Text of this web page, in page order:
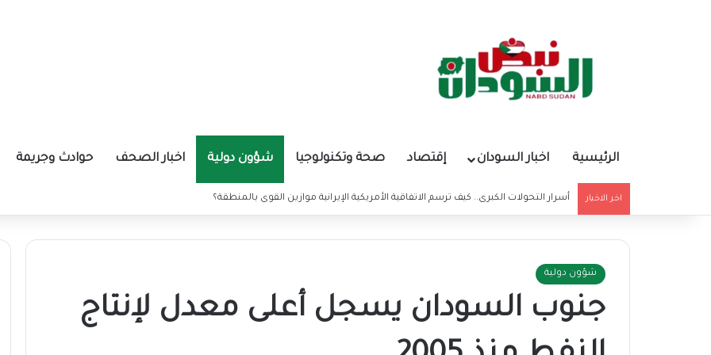
الرئيسية اخبار السودان إقتصاد صحة وتكنولوجيا شؤون دولية اخبار الصحف حوادث وجريمة
اخر الاخبار أسرار التحولات الكبرى.. كيف ترسم الاتفاقية الأمريكية الإيرانية موازين القوى بالمنطقة؟
شؤون دولية
جنوب السودان يسجل أعلى معدل لإنتاج